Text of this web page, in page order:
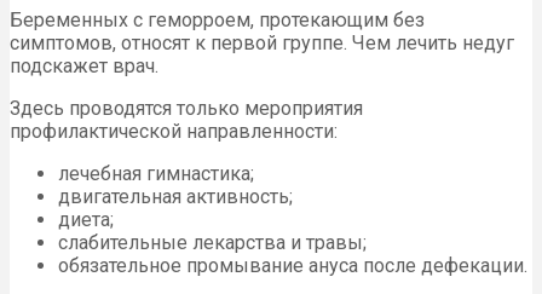
Беременных с геморроем, протекающим без
симптомов, относят к первой группе. Чем лечить недуг
подскажет врач.
Здесь проводятся только мероприятия
профилактической направленности:
лечебная гимнастика;
двигательная активность;
диета;
слабительные лекарства и травы;
обязательное промывание ануса после дефекации.